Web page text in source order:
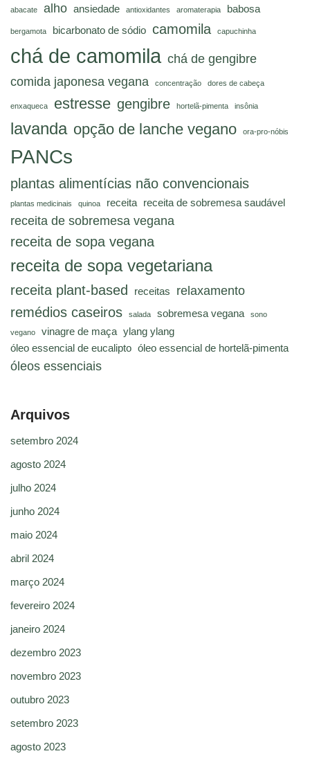
abacate alho ansiedade antioxidantes aromaterapia babosa
bergamota bicarbonato de sódio camomila capuchinha
chá de camomila chá de gengibre
comida japonesa vegana
concentração dores de cabeça
enxaqueca estresse gengibre hortelã-pimenta insônia
lavanda opção de lanche vegano ora-pro-nóbis
PANCs
plantas alimentícias não convencionais
plantas medicinais quinoa receita receita de sobremesa saudável
receita de sobremesa vegana
receita de sopa vegana
receita de sopa vegetariana
receita plant-based receitas relaxamento
remédios caseiros salada sobremesa vegana sono
vegano vinagre de maça ylang ylang
óleo essencial de eucalipto óleo essencial de hortelã-pimenta
óleos essenciais
Arquivos
setembro 2024
agosto 2024
julho 2024
junho 2024
maio 2024
abril 2024
março 2024
fevereiro 2024
janeiro 2024
dezembro 2023
novembro 2023
outubro 2023
setembro 2023
agosto 2023